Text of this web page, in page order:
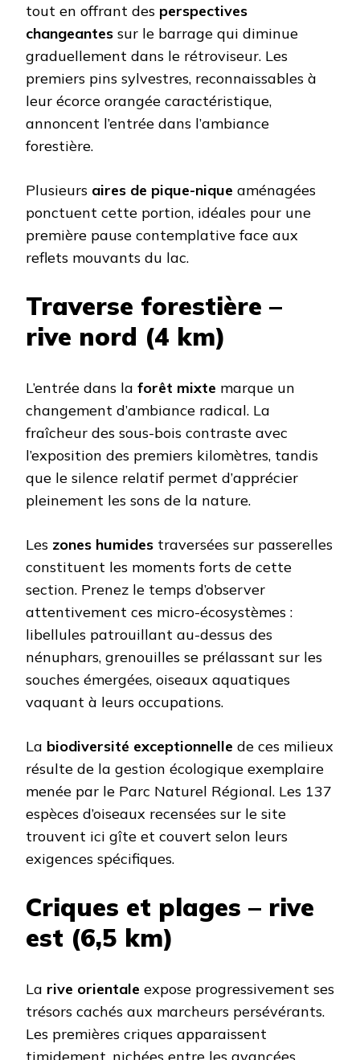
tout en offrant des perspectives
changeantes sur le barrage qui diminue
graduellement dans le rétroviseur. Les
premiers pins sylvestres, reconnaissables à
leur écorce orangée caractéristique,
annoncent l’entrée dans l’ambiance
forestière.
Plusieurs aires de pique-nique aménagées
ponctuent cette portion, idéales pour une
première pause contemplative face aux
reflets mouvants du lac.
Traverse forestière –
rive nord (4 km)
L’entrée dans la forêt mixte marque un
changement d’ambiance radical. La
fraîcheur des sous-bois contraste avec
l’exposition des premiers kilomètres, tandis
que le silence relatif permet d’apprécier
pleinement les sons de la nature.
Les zones humides traversées sur passerelles
constituent les moments forts de cette
section. Prenez le temps d’observer
attentivement ces micro-écosystèmes :
libellules patrouillant au-dessus des
nénuphars, grenouilles se prélassant sur les
souches émergées, oiseaux aquatiques
vaquant à leurs occupations.
La biodiversité exceptionnelle de ces milieux
résulte de la gestion écologique exemplaire
menée par le Parc Naturel Régional. Les 137
espèces d’oiseaux recensées sur le site
trouvent ici gîte et couvert selon leurs
exigences spécifiques.
Criques et plages – rive
est (6,5 km)
La rive orientale expose progressivement ses
trésors cachés aux marcheurs persévérants.
Les premières criques apparaissent
timidement, nichées entre les avancées